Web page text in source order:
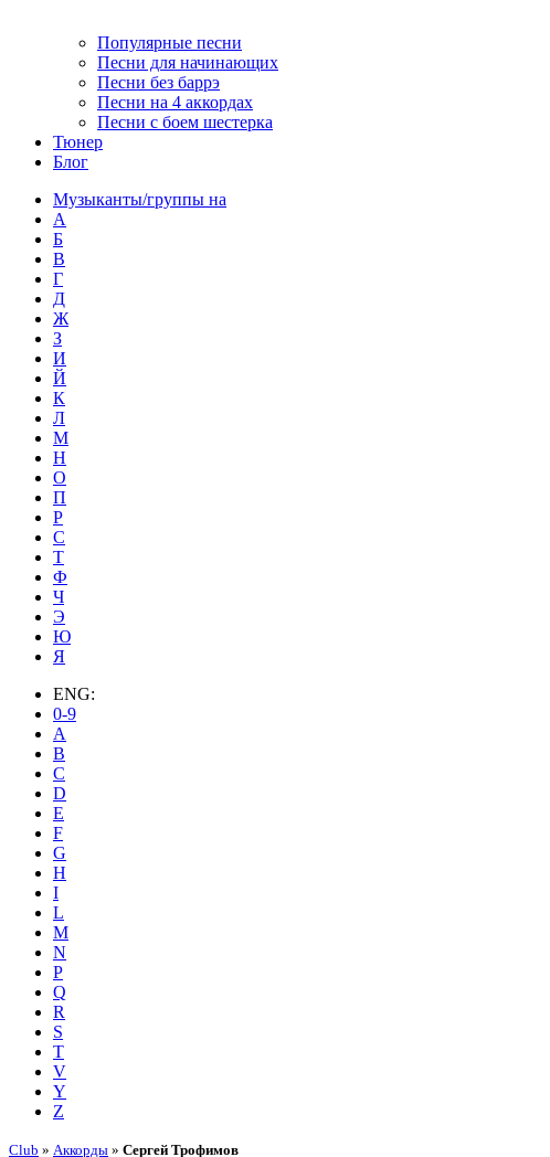
Популярные песни
Песни для начинающих
Песни без баррэ
Песни на 4 аккордах
Песни с боем шестерка
Тюнер
Блог
Музыканты/группы на
А
Б
В
Г
Д
Ж
З
И
Й
К
Л
М
Н
О
П
Р
С
Т
Ф
Ч
Э
Ю
Я
ENG:
0-9
A
B
C
D
E
F
G
H
I
L
M
N
P
Q
R
S
T
V
Y
Z
Club » Аккорды » Сергей Трофимов